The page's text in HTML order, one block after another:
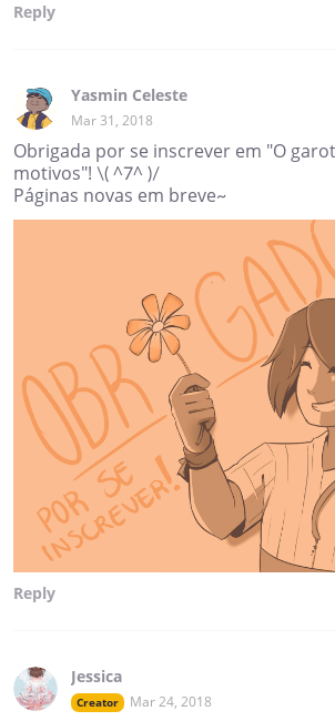
Reply
Yasmin Celeste
Mar 31, 2018
Obrigada por se inscrever em "O
motivos"! \( ^7^ )/
Páginas novas em breve~
Reply
Jessica
Creator Mar 24, 2018